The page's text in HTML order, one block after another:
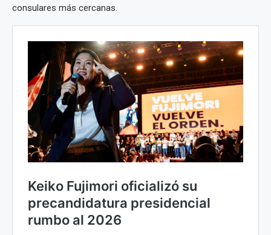
consulares más cercanas.